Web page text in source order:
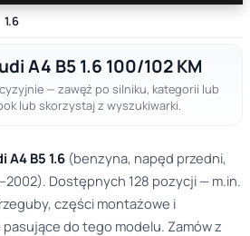
1.6
A4 B5 1.6 100/102 KM
— zawęź po silniku, kategorii lub
lub skorzystaj z wyszukiwarki.
A4 B5 1.6(benzyna, napęd przedni,
Dostępnych 128 pozycji — m.in.
części montażowe i
do tego modelu. Zamów z